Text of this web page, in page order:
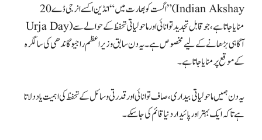
20 اگست کو بھارت میں “انڈین اکسے انرجی ڈے” (Indian Akshay
Urja Day) منایا جاتا ہے، جو قابل تجدید توانائی اور ماحولیاتی تحفظ کے حوالے سے
آگاہی بڑھانے کے لیے مخصوص ہے۔ یہ دن سابق وزیر اعظم راجیو گاندھی کی سالگرہ
کے موقع پر منایا جاتا ہے۔
یہ دن ہمیں ماحولیاتی بیداری، صاف توانائی اور قدرتی وسائل کے تحفظ کی اہمیت یاد دلاتا
ہے تاکہ ایک بہتر اور پائیدار دنیا قائم کی جا سکے۔